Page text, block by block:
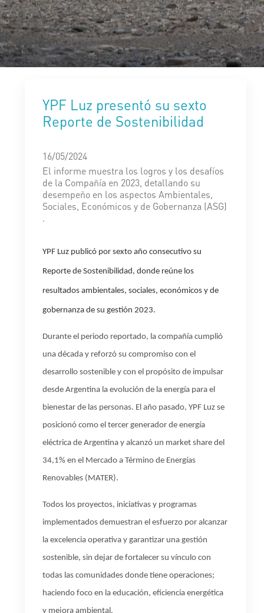
YPF Luz presentó su sexto
Reporte de Sostenibilidad
16/05/2024
El informe muestra los logros y los desafíos
de la Compañía en 2023, detallando su
desempeño en los aspectos Ambientales,
Sociales, Económicos y de Gobernanza (ASG)
.
YPF Luz publicó por sexto año consecutivo su
Reporte de Sostenibilidad, donde reúne los
resultados ambientales, sociales, económicos y de
gobernanza de su gestión 2023.
Durante el periodo reportado, la compañía cumplió
una década y reforzó su compromiso con el
desarrollo sostenible y con el propósito de impulsar
desde Argentina la evolución de la energía para el
bienestar de las personas. El año pasado, YPF Luz se
posicionó como el tercer generador de energía
eléctrica de Argentina y alcanzó un market share del
34,1% en el Mercado a Término de Energías
Renovables (MATER).
Todos los proyectos, iniciativas y programas
implementados demuestran el esfuerzo por alcanzar
la excelencia operativa y garantizar una gestión
sostenible, sin dejar de fortalecer su vínculo con
todas las comunidades donde tiene operaciones;
haciendo foco en la educación, eficiencia energética
y mejora ambiental.